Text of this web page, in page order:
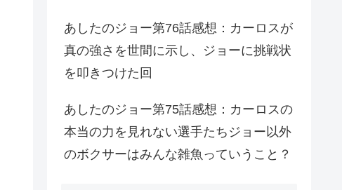
あしたのジョー第76話感想：カーロスが
真の強さを世間に示し、ジョーに挑戦状
を叩きつけた回
あしたのジョー第75話感想：カーロスの
本当の力を見れない選手たちジョー以外
のボクサーはみんな雑魚っていうこと？